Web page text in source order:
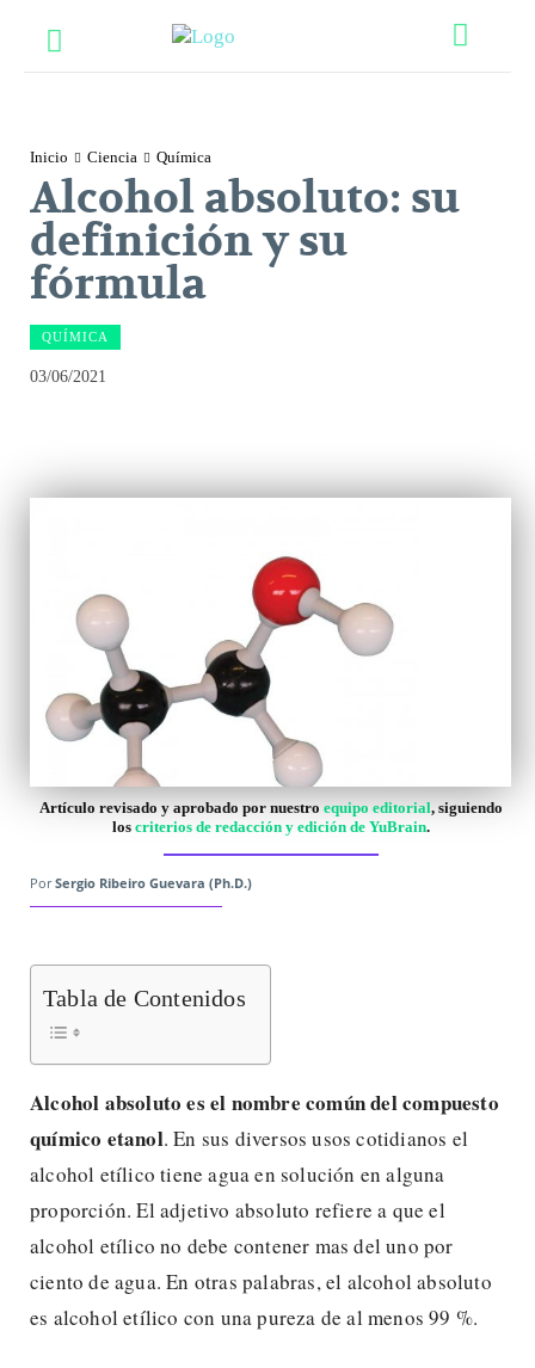
Inicio Ciencia Química
Alcohol absoluto: su
definición y su
fórmula
QUÍMICA
03/06/2021
Artículo revisado y aprobado por nuestro equipo editorial, siguiendo
los criterios de redacción y edición de YuBrain.
Por Sergio Ribeiro Guevara (Ph.D.)
Tabla de Contenidos
Alcohol absoluto es el nombre común del compuesto
químico etanol. En sus diversos usos cotidianos el
alcohol etílico tiene agua en solución en alguna
proporción. El adjetivo absoluto refiere a que el
alcohol etílico no debe contener mas del uno por
ciento de agua. En otras palabras, el alcohol absoluto
es alcohol etílico con una pureza de al menos 99 %.